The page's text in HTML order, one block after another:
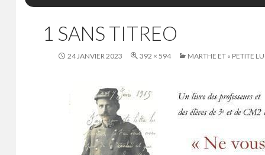
1 SANS TITREO
24 JANVIER 2023 392 × 594 MARTHE ET « PETITE